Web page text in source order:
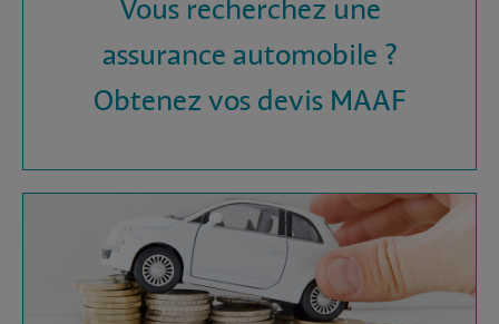
Vous recherchez une
assurance automobile ?
Obtenez vos devis MAAF